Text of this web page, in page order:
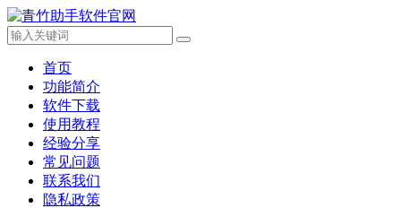
首页
功能简介
软件下载
使用教程
经验分享
常见问题
联系我们
隐私政策